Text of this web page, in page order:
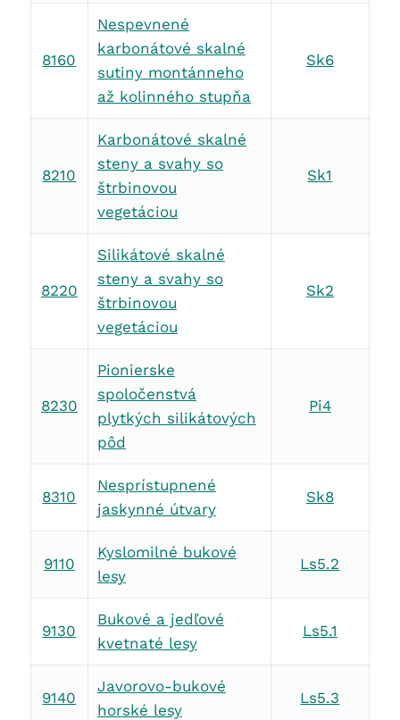
8160
Nespevnené
karbonátové skalné
sutiny montánneho
až kolinného stupňa
Sk6
8210
Karbonátové skalné
steny a svahy so
štrbinovou
vegetáciou
Sk1
8220
Silikátové skalné
steny a svahy so
štrbinovou
vegetáciou
Sk2
8230
Pionierske
spoločenstvá
plytkých silikátových
pôd
Pi4
8310
Nesprístupnené
jaskynné útvary
Sk8
9110
Kyslomilné bukové
lesy
Ls5.2
9130
Bukové a jedľové
kvetnaté lesy
Ls5.1
9140
Javorovo-bukové
horské lesy
Ls5.3